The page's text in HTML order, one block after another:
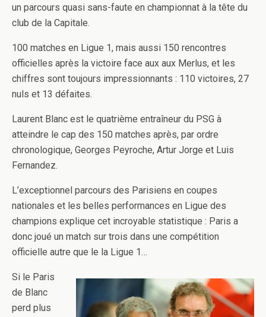
un parcours quasi sans-faute en championnat à la tête du
club de la Capitale.
100 matches en Ligue 1, mais aussi 150 rencontres
officielles après la victoire face aux aux Merlus, et les
chiffres sont toujours impressionnants : 110 victoires, 27
nuls et 13 défaites.
Laurent Blanc est le quatrième entraîneur du PSG à
atteindre le cap des 150 matches après, par ordre
chronologique, Georges Peyroche, Artur Jorge et Luis
Fernandez.
L’exceptionnel parcours des Parisiens en coupes
nationales et les belles performances en Ligue des
champions explique cet incroyable statistique : Paris a
donc joué un match sur trois dans une compétition
officielle autre que le la Ligue 1…
Si le Paris
de Blanc
perd plus